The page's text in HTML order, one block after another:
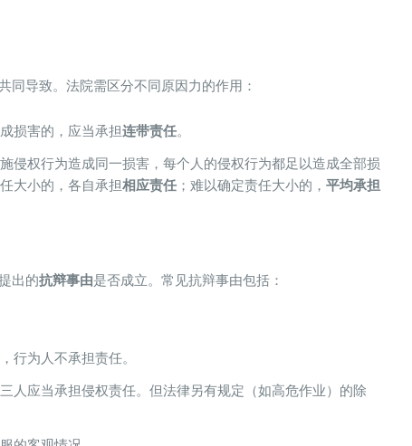
同导致。法院需区分不同原因力的作用：
损害的，应当承担​​连带责任​​。
侵权行为造成同一损害，每个人的侵权行为都足以造成全部损
大小的，各自承担​​相应责任​ ​；难以确定责任大小的，​ ​平均承担
出的​​抗辩事由​​是否成立。常见抗辩事由包括：
行为人不承担责任。
人应当承担侵权责任。但法律另有规定（如高危作业）的除